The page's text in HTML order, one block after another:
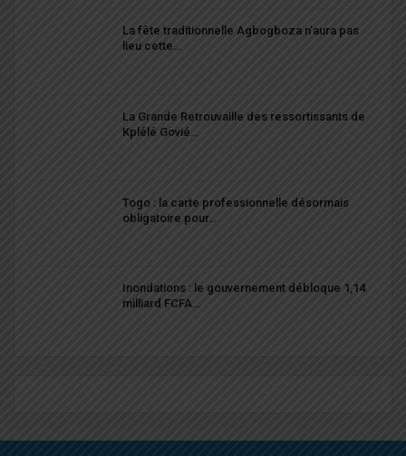
La fête traditionnelle Agbogboza n’aura pas
lieu cette…
La Grande Retrouvaille des ressortissants de
Kplélé Govié…
Togo : la carte professionnelle désormais
obligatoire pour…
Inondations : le gouvernement débloque 1,14
milliard FCFA…